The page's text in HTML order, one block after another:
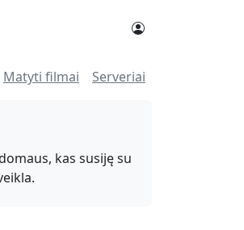
Matyti filmai Serveriai
kas susiję su